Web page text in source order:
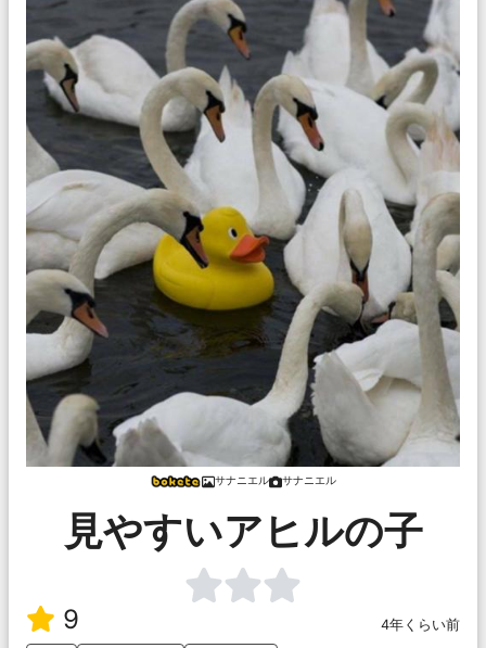
サナニエル サナニエル
見やすいアヒルの子
9 4年くらい前